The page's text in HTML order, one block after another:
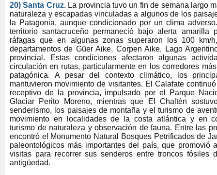
20) Santa Cruz. La provincia tuvo un fin de semana largo
naturaleza y escapadas vinculadas a algunos de los
la Patagonia, aunque condicionado por un clima
territorio santacruceño permaneció bajo alerta amarilla
ráfagas que en algunas zonas superaron los 100 km/
departamentos de Güer Aike, Corpen Aike, Lago
provincial. Estas condiciones afectaron algunas
circulación en rutas, particularmente en los corredores
patagónica. A pesar del contexto climático, los
mantuvieron movimiento de visitantes. El Calafate
receptivo de la provincia, impulsado por el Parque
Glaciar Perito Moreno, mientras que El Chaltén
senderismo, los paisajes de montaña y el turismo de
movimiento en localidades de la costa atlántica y en
turismo de naturaleza y observación de fauna. Entre las
encontró el Monumento Natural Bosques Petrificados de
paleontológicos más importantes del país, que promovió
visitas para recorrer sus senderos entre troncos fósiles
antigüedad.